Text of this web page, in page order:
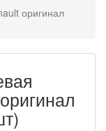
оригинал